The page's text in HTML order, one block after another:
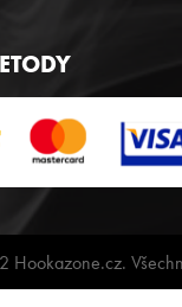
Hookazone.cz.